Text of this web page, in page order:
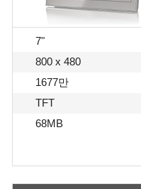
7"
800 x 480
1677만
TFT
68MB